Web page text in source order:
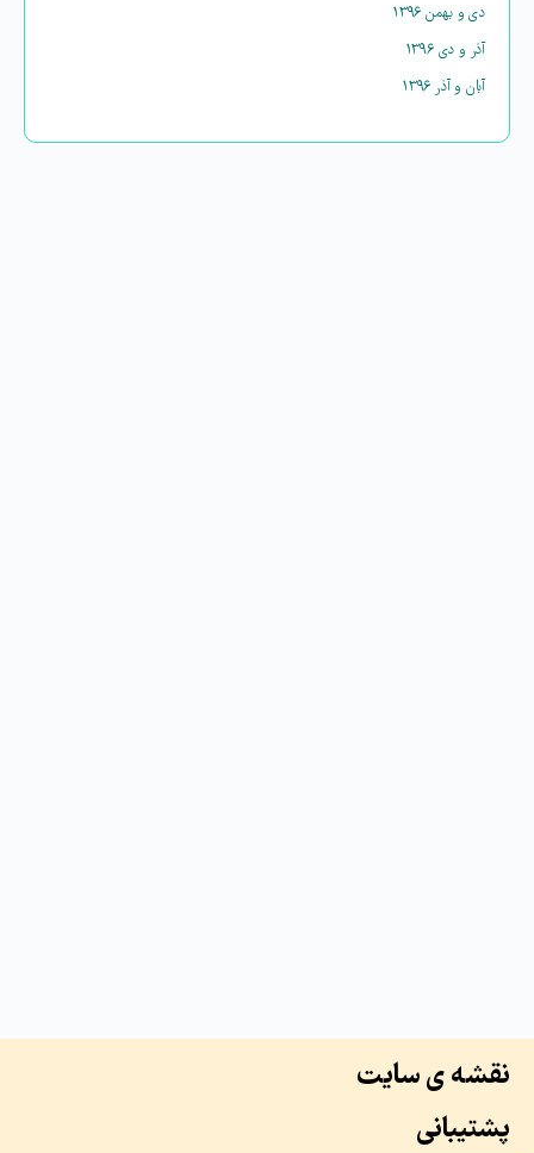
دی و بهمن ۱۳۹۶
آذر و دی ۱۳۹۶
آبان و آذر ۱۳۹۶
نقشه ی سایت
پشتیبانی